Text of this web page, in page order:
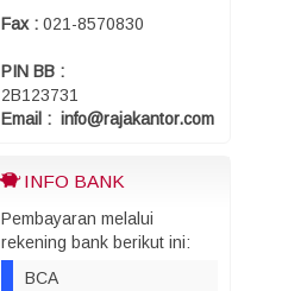
Fax : 021-8570830
PIN BB :
2B123731
Email : info@rajakantor.com
INFO BANK
Pembayaran melalui
rekening bank berikut ini:
BCA